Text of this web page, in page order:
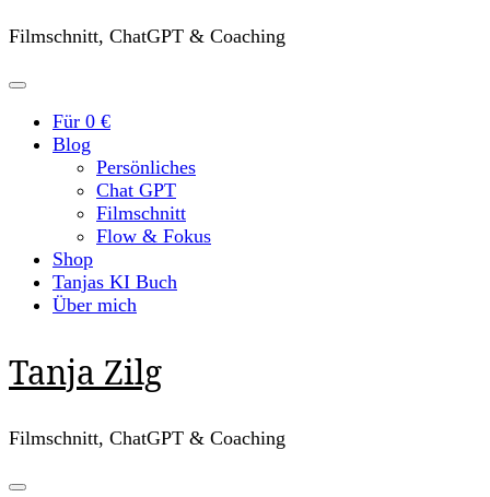
Filmschnitt, ChatGPT & Coaching
Für 0 €
Blog
Persönliches
Chat GPT
Filmschnitt
Flow & Fokus
Shop
Tanjas KI Buch
Über mich
Tanja Zilg
Filmschnitt, ChatGPT & Coaching